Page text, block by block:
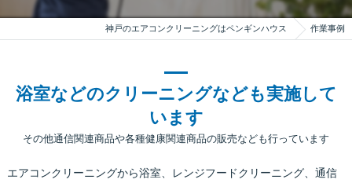
神戸のエアコンクリーニングはペンギンハウス 作業事例
浴室などのクリーニングなども実施して
います
その他通信関連商品や各種健康関連商品の販売なども行っています
エアコンクリーニングから浴室、レンジフードクリーニング、通信